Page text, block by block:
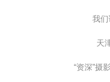
我们
天
“资深”摄